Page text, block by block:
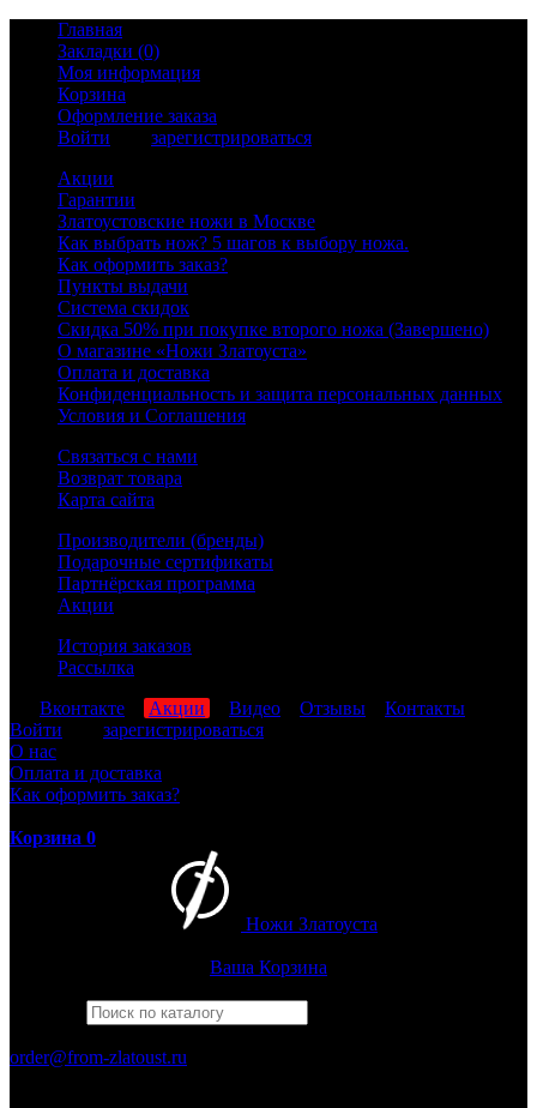
Главная
Закладки (0)
Моя информация
Корзина
Оформление заказа
Войти
зарегистрироваться
Акции
Гарантии
Златоустовские ножи в Москве
Как выбрать нож? 5 шагов к выбору ножа.
Как оформить заказ?
Пункты выдачи
Система скидок
Скидка 50% при покупке второго ножа (Завершено)
О магазине «Ножи Златоуста»
Оплата и доставка
Конфиденциальность и защита персональных данных
Условия и Соглашения
Связаться с нами
Возврат товара
Карта сайта
Производители (бренды)
Подарочные сертификаты
Партнёрская программа
Акции
История заказов
Рассылка
Вконтакте Акции Видео Отзывы
Контакты
Войти
зарегистрироваться
О нас
Оплата и доставка
Как оформить заказ?
Корзина 0
Ножи Златоуста
Ваша Корзина
order@from-zlatoust.ru